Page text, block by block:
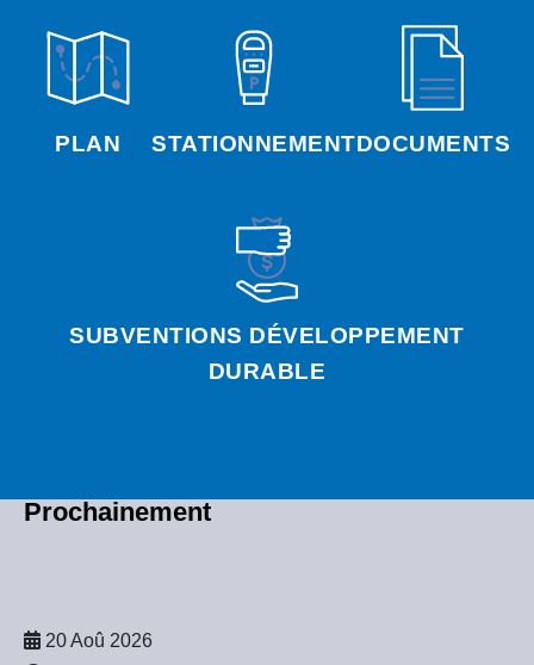
PLAN STATIONNEMENTDOCUMENTS
SUBVENTIONS DÉVELOPPEMENT
DURABLE
Prochainement
20 Aoû 2026